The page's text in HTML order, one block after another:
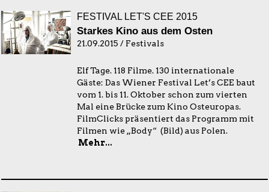
FESTIVAL LET'S CEE 2015
Starkes Kino aus dem Osten
21.09.2015 / Festivals
Elf Tage. 118 Filme. 130 internationale
Gäste: Das Wiener Festival Let’s CEE baut
vom 1. bis 11. Oktober schon zum vierten
Mal eine Brücke zum Kino Osteuropas.
FilmClicks präsentiert das Programm mit
Filmen wie „Body“ (Bild) aus Polen.
Mehr...